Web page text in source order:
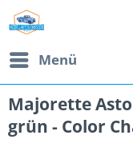
Menü
Majorette
grün - Color